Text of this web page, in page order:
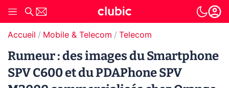
Accueil Mobile & Telecom Telecom
Rumeur : des images du Smartphone
SPV C600 et du PDAPhone SPV